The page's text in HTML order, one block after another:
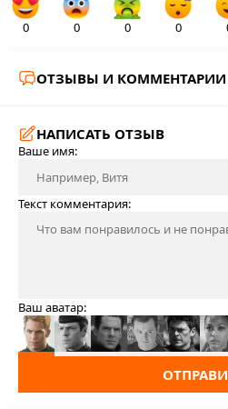
0 0 0 0
ОТЗЫВЫ И КОММЕНТАРИИ
НАПИСАТЬ ОТЗЫВ
Ваше имя:
Текст комментария:
Ваш аватар: